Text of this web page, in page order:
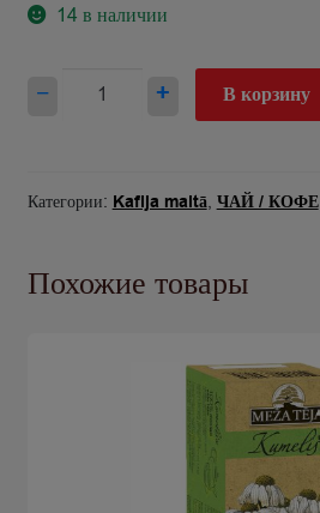
14 в наличии
−
Количество
Merrild
JD
+ В корзину
Категории: Kafija maltā, ЧАЙ / КОФЕ
Похожие товары